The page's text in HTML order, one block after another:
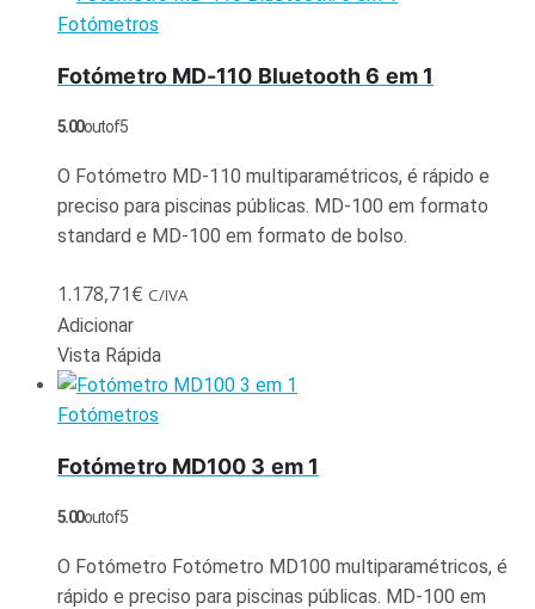
Fotómetros
Fotómetro MD-110 Bluetooth 6 em 1
5.00out of 5
O Fotómetro MD-110 multiparamétricos, é rápido e
preciso para piscinas públicas. MD-100 em formato
standard e MD-100 em formato de bolso.
1.178,71€ C/IVA
Adicionar
Vista Rápida
Fotómetros
Fotómetro MD100 3 em 1
5.00out of 5
O Fotómetro Fotómetro MD100 multiparamétricos, é
rápido e preciso para piscinas públicas. MD-100 em